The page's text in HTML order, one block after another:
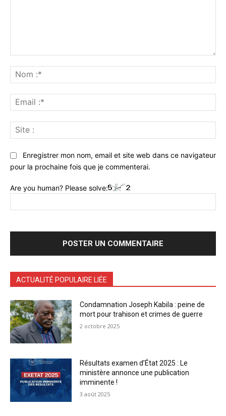
:*
:*
:
Enregistrer mon nom, email et site web dans ce navigateur
pour la prochaine fois que je commenterai.
Are you human? Please solve:
ACTUALITÉ POPULAIRE LIÉE
Condamnation Joseph Kabila : peine de
mort pour trahison et crimes de guerre
2 octobre 2025
Résultats examen d’État 2025 : Le
ministère annonce une publication
imminente !
3 août 2025